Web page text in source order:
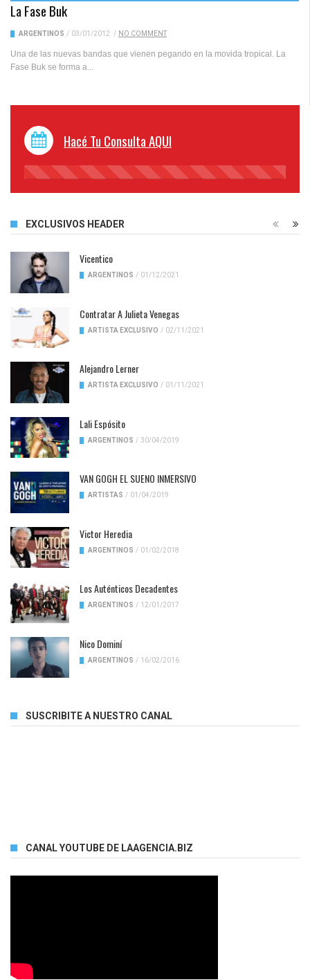
La Fase Buk
ARGENTINOS / 03/01/2012 / NO COMMENT
Una de las nuevas bandas que vienen pegando en la movida tropical. La
Fase Buk se forma a...
Hacé Tu Consulta AQUI
45%
EXCLUSIVOS HEADER
Vicentico
ARGENTINOS / 01/12/2021
Contratar A Julieta Venegas
ARTISTA EXCLUSIVO / 02/11/2021
Alejandro Lerner
ARTISTA EXCLUSIVO / 01/11/2021
Lali Espósito
ARGENTINOS / 30/04/2019
VAN GOGH EL SUENO INMERSIVO
ARTISTAS / 01/04/2019
Victor Heredia
ARGENTINOS / 01/02/2018
Los Auténticos Decadentes
ARGENTINOS / 12/01/2017
Nico Dominí
ARGENTINOS / 16/02/2016
SUSCRIBITE A NUESTRO CANAL
CANAL YOUTUBE DE LAAGENCIA.BIZ